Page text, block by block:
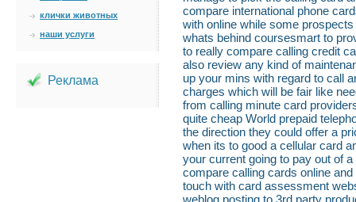
клички животных
наши услуги
Реклама
compare international phone
with online while some
whats behind coursesmart to
to really compare calling credit
also review any kind of
up your mins with regard to call
charges which will be fair like
from calling minute card
quite cheap World prepaid
the direction they could offer a
when its to good a cellular card
your current going to pay out of
compare calling cards online
touch with card assessment